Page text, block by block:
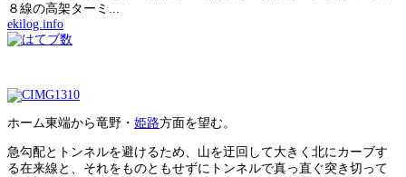
８線の高架ターミ...
ekilog.info
ホーム東端から竜野・ 姫路方面を望む。
急勾配とトンネルを避けるため、山を迂回して大きく北にカーブす
る在来線と、それをものともせずにトンネルで真っ直ぐ突き切って